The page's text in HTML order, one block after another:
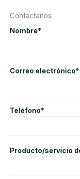
Contactanos
Nombre*
Correo electrónico*
Teléfono*
Producto/servicio